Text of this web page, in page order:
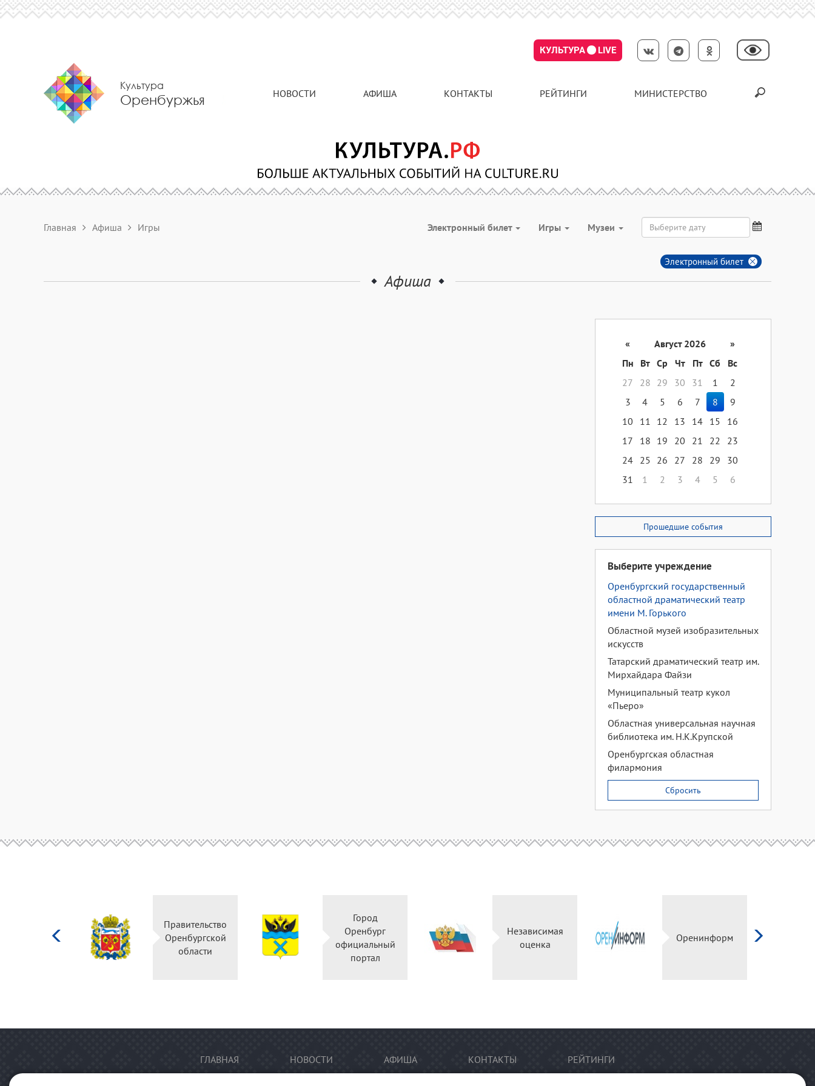
КУЛЬТУРА LIVE
Культура
Оренбуржья НОВОСТИ АФИША КОНТАКТЫ РЕЙТИНГИ МИНИСТЕРСТВО
Главная Афиша Игры Электронный билет Игры Музеи
Электронный билет
Афиша
« Август 2026
»
Пн
Вт Ср Чт Пт Сб
Вс
27
28 29 30 31 1
2
3
4 5 6 7 8
9
10
11 12 13 14 15
16
17
18 19 20 21 22
23
24 25 26 27 28 29
30
31
1 2 3 4 5 6
Прошедшие события
Выберите учреждение
Оренбургский государственный
областной драматический театр
имени М. Горького
Областной музей изобразительных
искусств
Татарский драматический театр им.
Мирхайдара Файзи
Муниципальный театр кукол
«Пьеро»
Областная универсальная научная
библиотека им. Н.К.Крупской
Оренбургская областная
филармония
Сбросить
Правительство
Оренбургской
области
Город
Оренбург
официальный
портал
Независимая
оценка
Оренинформ
ГЛАВНАЯ НОВОСТИ АФИША КОНТАКТЫ РЕЙТИНГИ